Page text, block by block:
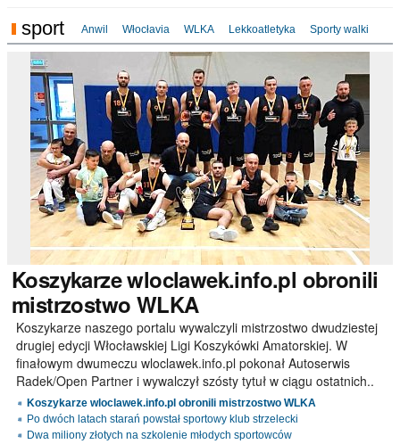
sport Anwil Włocłavia WLKA Lekkoatletyka Sporty walki
Koszykarzewloclawek.info.pl obronili
mistrzostwo WLKA
Koszykarze naszego portalu wywalczyli mistrzostwo dwudziestej
drugiej edycji Włocławskiej Ligi Koszykówki Amatorskiej. W
finałowym dwumeczu wloclawek.info.pl pokonał Autoserwis
Radek/Open Partner i wywalczył szósty tytuł w ciągu ostatnich..
Koszykarze wloclawek.info.pl obronili mistrzostwo WLKA
Po dwóch latach starań powstał sportowy klub strzelecki
Dwa miliony złotych na szkolenie młodych sportowców